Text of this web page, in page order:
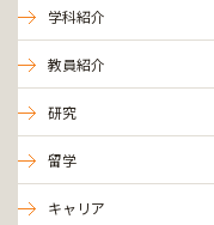
学科紹介
教員紹介
研究
留学
キャリア